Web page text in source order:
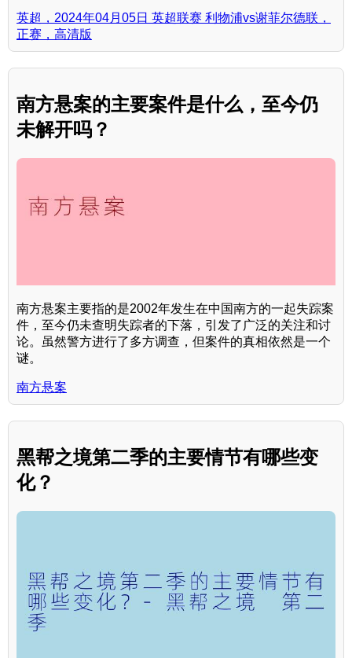
英超，2024年04月05日 英超联赛 利物浦vs谢菲尔德联，
正赛，高清版
南方悬案的主要案件是什么，至今仍
未解开吗？
南方悬案主要指的是2002年发生在中国南方的一起失踪案
件，至今仍未查明失踪者的下落，引发了广泛的关注和讨
论。虽然警方进行了多方调查，但案件的真相依然是一个
谜。
南方悬案
黑帮之境第二季的主要情节有哪些变
化？